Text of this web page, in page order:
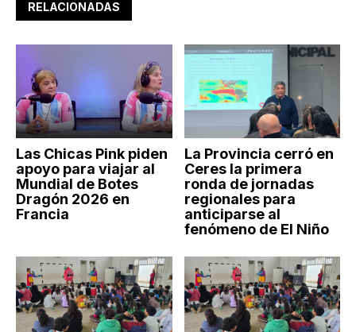
RELACIONADAS
Las Chicas Pink piden
apoyo para viajar al
Mundial de Botes
Dragón 2026 en
Francia
La Provincia cerró en
Ceres la primera
ronda de jornadas
regionales para
anticiparse al
fenómeno de El Niño